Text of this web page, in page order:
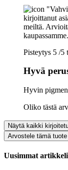
kirjoittanut
meiltä.
kaupassamme.
Pisteytys 5 /5
Hyvä
Hyvin
Oliko tästä
Näytä kaikki
Arvostele tämä tuote
Uusimmat